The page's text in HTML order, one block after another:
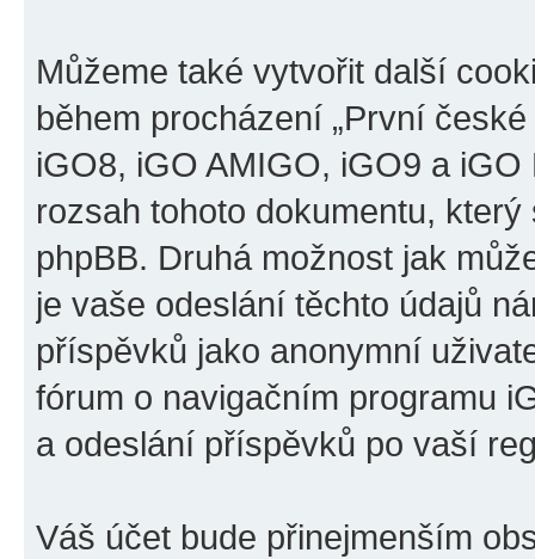
Můžeme také vytvořit další
během procházení „První
iGO8, iGO AMIGO, iGO9 a
rozsah tohoto dokumentu,
phpBB. Druhá možnost jak
je vaše odeslání těchto údajů
příspěvků jako anonymní
fórum o navigačním programu
a odeslání příspěvků po vaší
Váš účet bude přinejmenším